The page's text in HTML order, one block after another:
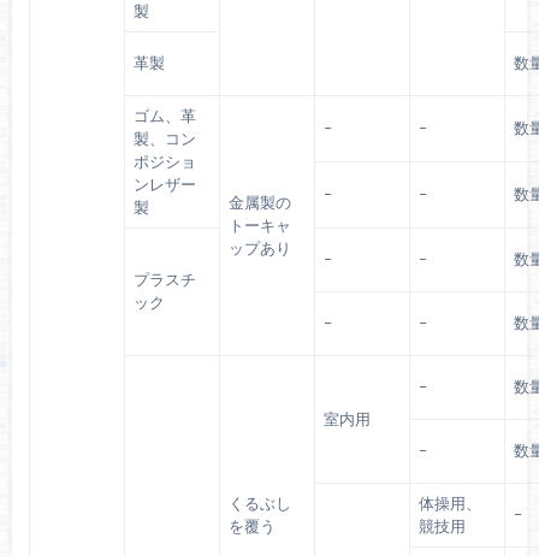
製
革製 数
ゴム、革
製、コン
ポジショ
ンレザー
製
金属製の
トーキャ
ップあり
– – 数
– – 数
プラスチ
ック
– – 数
– – 数
くるぶし
を覆う
室内用
– 数
– 数
体操用、
競技用
–